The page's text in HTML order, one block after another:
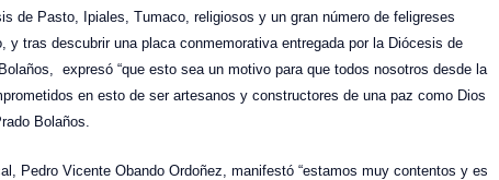
de Pasto, Ipiales, Tumaco, religiosos y un gran número de feligreses
y tras descubrir una placa conmemorativa entregada por la Diócesis de
expresó “que esto sea un motivo para que todos nosotros desde la
en esto de ser artesanos y constructores de una paz como Dios
Bolaños.
Pedro Vicente Obando Ordoñez, manifestó “estamos muy contentos y es